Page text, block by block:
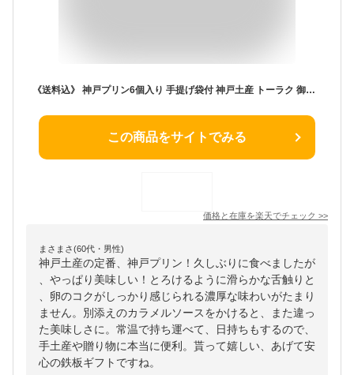
《送料込》 神戸プリン6個入り 手提げ袋付 神戸土産 トーラク 御中元 お彼岸 お供え 御供 贈答品 販売店 賞味期限 美味しい おしゃれ おすすめ スイーツ プレゼント 人気 ランキング 御供 御歳暮 ギフト 贈り物 出産 内祝 常温 詰合せ 帰省土産 通販 プリン ぷりん
この商品をサイトでみる
価格と在庫を楽天でチェック >>
まさまさ(60代・男性)
神戸土産の定番、神戸プリン！久しぶりに食べましたが
、やっぱり美味しい！とろけるように滑らかな舌触りと
、卵のコクがしっかり感じられる濃厚な味わいがたまり
ません。別添えのカラメルソースをかけると、また違っ
た美味しさに。常温で持ち運べて、日持ちもするので、
手土産や贈り物に本当に便利。貰って嬉しい、あげて安
心の鉄板ギフトですね。